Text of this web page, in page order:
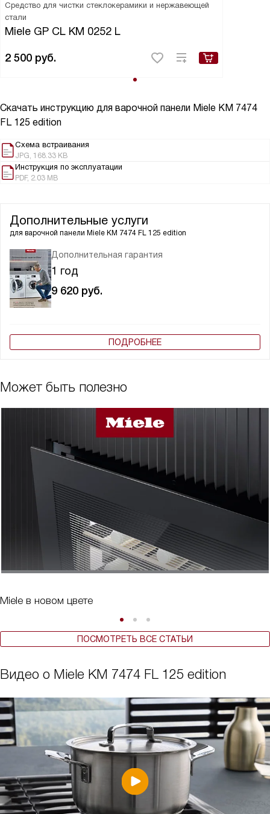
Средство для чистки стеклокерамики и нержавеющей
стали
Miele GP CL KM 0252 L
2 500 руб.
Скачать инструкцию для варочной панели Miele KM 7474
FL 125 edition
Схема встраивания
JPG, 168.33 KB
Инструкция по эксплуатации
PDF, 2.03 MB
Дополнительные услуги
для варочной панели Miele KM 7474 FL 125 edition
Дополнительная гарантия
1 год
9 620 руб.
ПОДРОБНЕЕ
Может быть полезно
Miele в новом цвете
ПОСМОТРЕТЬ ВСЕ СТАТЬИ
Видео о Miele KM 7474 FL 125 edition